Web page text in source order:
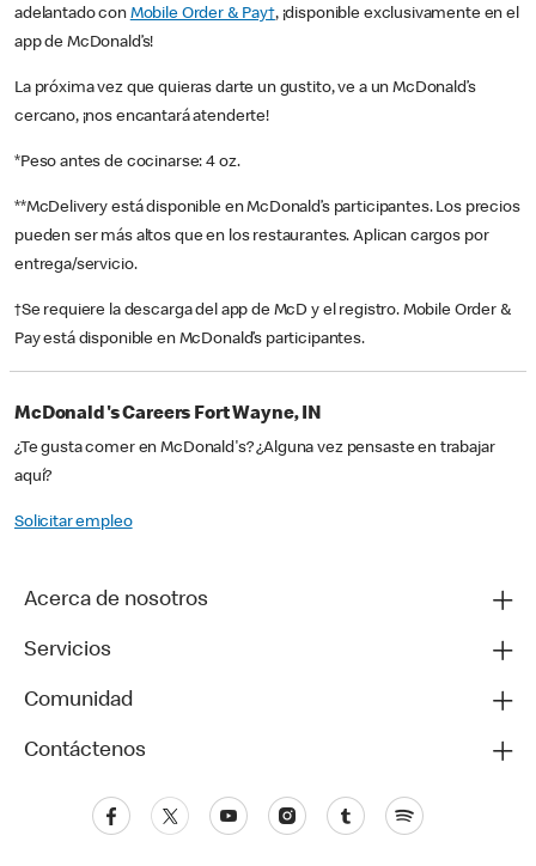
adelantado con Mobile Order & Pay†, ¡disponible exclusivamente en el
app de McDonald’s!
La próxima vez que quieras darte un gustito, ve a un McDonald’s
cercano, ¡nos encantará atenderte!
*Peso antes de cocinarse: 4 oz.
**McDelivery está disponible en McDonald’s participantes. Los precios
pueden ser más altos que en los restaurantes. Aplican cargos por
entrega/servicio.
†Se requiere la descarga del app de McD y el registro. Mobile Order &
Pay está disponible en McDonald’s participantes.
McDonald's Careers Fort Wayne, IN
¿Te gusta comer en McDonald's? ¿Alguna vez pensaste en trabajar
aquí?
Solicitar empleo
Acerca de nosotros
Servicios
Comunidad
Contáctenos